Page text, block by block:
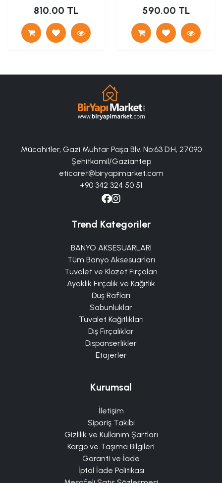
810.00 TL 590.00 TL
Mücahitler, Gazi Muhtar Paşa Blv. No:63 D:H, 27090
Şehitkamil/Gaziantep
eticaret@biryapimarket.com
+90 342 324 50 51
Trend Kategoriler
BANYO AKSESUARLARI
Tüm Banyo Aksesuarları
Tuvalet ve Klozet Fırçaları
Ayaklık Fırçalık ve Kağıtlık
Duş Rafları
Sabunluklar
Tuvalet Kağıtlıkları
Diş Fırçalıklar
Dispanserlikler
Etajerler
Kurumsal
İletişim
Sipariş Takibi
Gizlilik ve Kullanım Şartları
Kargo ve Taşıma Bilgileri
Garanti ve İade
İptal İade Politikası